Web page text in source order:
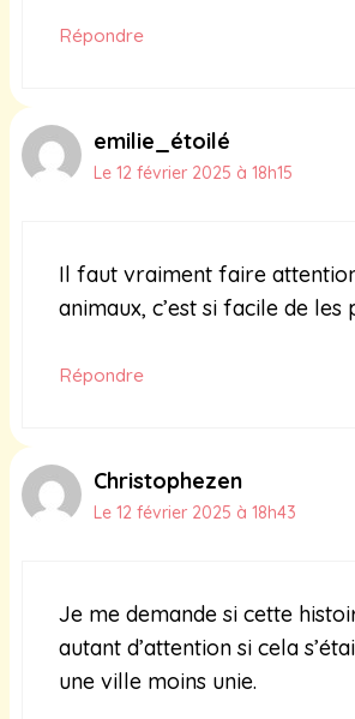
Répondre
emilie_étoilé
Le 12 février 2025 à 18h15
Il faut vraiment faire
animaux, c’est si facile de les
Répondre
Christophezen
Le 12 février 2025 à 18h43
Je me demande si cette
autant d’attention si cela
une ville moins unie.